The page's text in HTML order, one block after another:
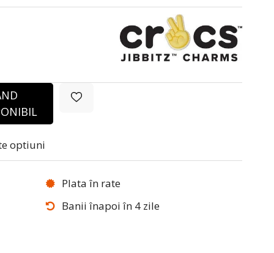
optiuni
Plata în rate
Banii înapoi în 4 zile